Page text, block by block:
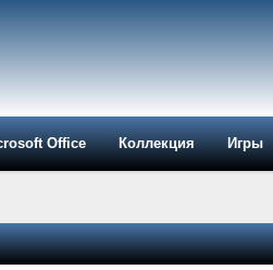
Office Коллекция Игры